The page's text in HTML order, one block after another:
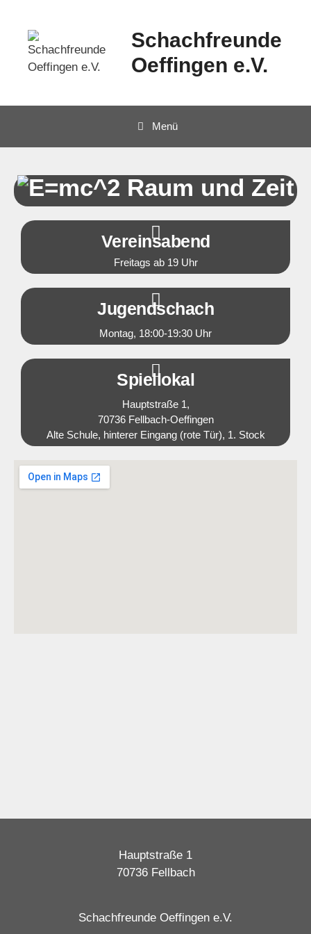
Schachfreunde
Oeffingen e.V.
Menü
Raum und Zeit
Vereinsabend
Freitags ab 19 Uhr
Jugendschach
Montag, 18:00-19:30 Uhr
Spiellokal
Hauptstraße 1,
70736 Fellbach-Oeffingen
Alte Schule, hinterer Eingang (rote Tür), 1. Stock
Hauptstraße 1
70736 Fellbach
Schachfreunde Oeffingen e.V.